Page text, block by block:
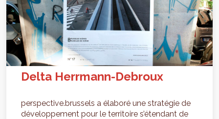
Delta Herrmann-Debroux
perspective.brussels a élaboré une stratégie de
développement pour le territoire s’étendant de